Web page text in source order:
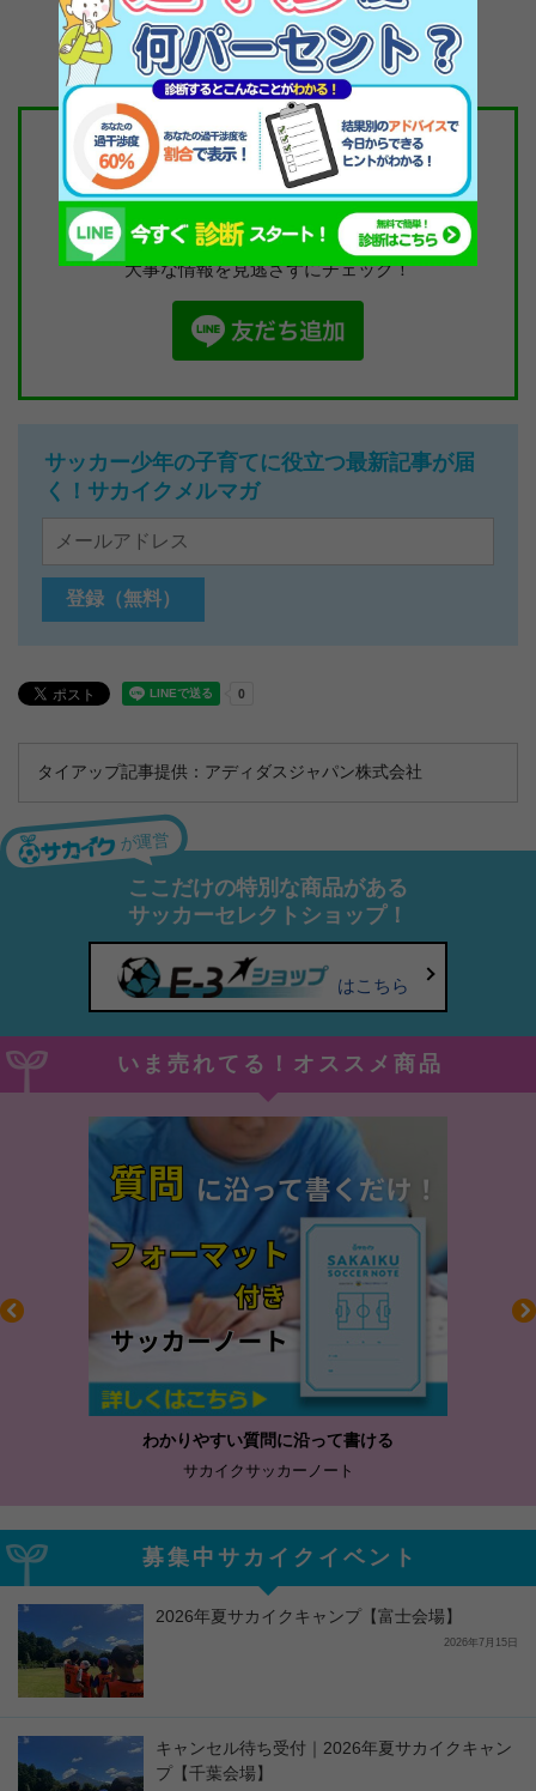
1
サカイク公式LINE
＼＼友だち募集中／／
子どもを伸ばす親の心得を配信中！
大事な情報を見逃さずにチェック！
サッカー少年の子育てに役立つ最新記事が届
く！サカイクメルマガ
タイアップ記事提供：アディダスジャパン株式会社
が運営
ここだけの特別な商品がある
サッカーセレクトショップ！
はこちら
いま売れてる！オススメ商品
わかりやすい質問に沿って書ける
サカイクサッカーノート
募集中サカイクイベント
2026年夏サカイクキャンプ【富士会場】
2026年7月15日
キャンセル待ち受付｜2026年夏サカイクキャン
プ【千葉会場】